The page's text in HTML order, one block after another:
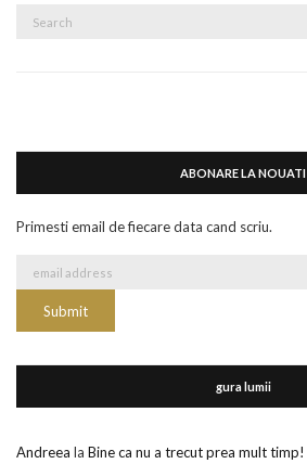
ABONARE LA NOUATI
Primesti email de fiecare data cand scriu.
gura lumii
Andreea la Bine ca nu a trecut prea mult timp!